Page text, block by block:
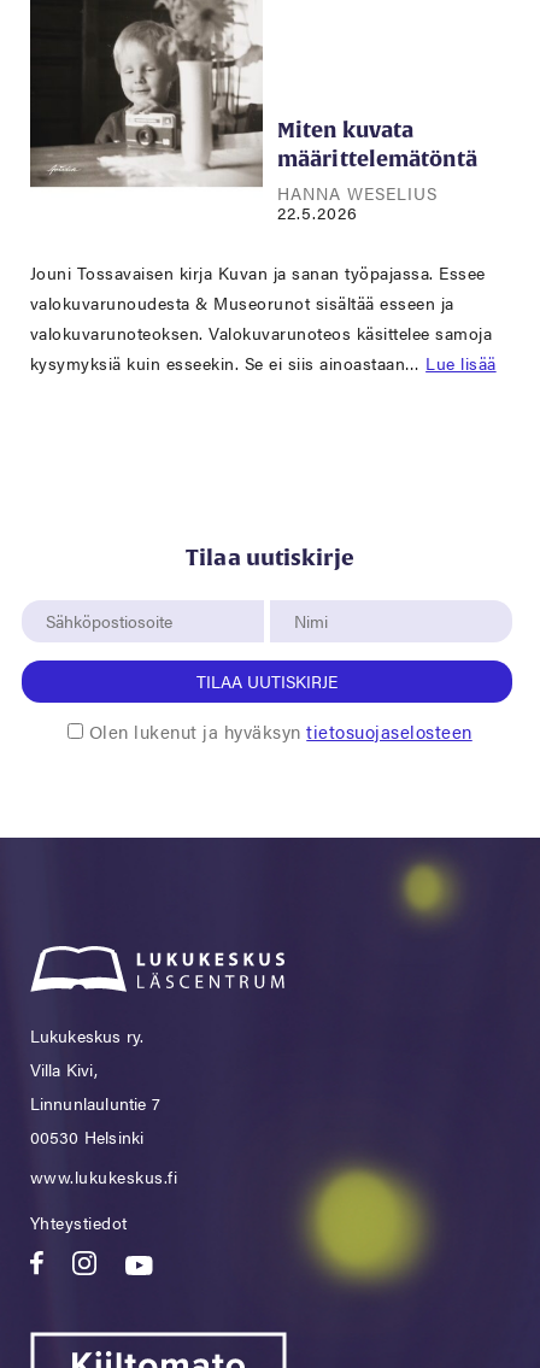
Miten kuvata
määrittelemätöntä
HANNA WESELIUS
22.5.2026
Jouni Tossavaisen kirja Kuvan ja sanan työpajassa. Essee
valokuvarunoudesta & Museorunot sisältää esseen ja
valokuvarunoteoksen. Valokuvarunoteos käsittelee samoja
kysymyksiä kuin esseekin. Se ei siis ainoastaan… Lue lisää
Tilaa uutiskirje
TILAA UUTISKIRJE
Olen lukenut ja hyväksyntietosuojaselosteen
Lukukeskus ry.
Villa Kivi,
Linnunlauluntie 7
00530 Helsinki
www.lukukeskus.fi
Yhteystiedot